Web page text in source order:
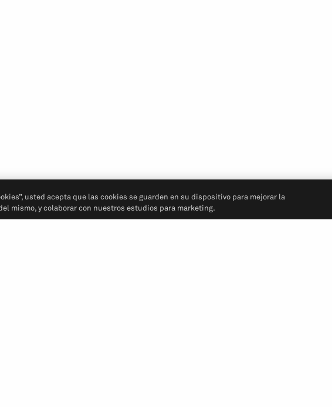
usted acepta que las cookies se guarden en su dispositivo para mejorar la
mismo, y colaborar con nuestros estudios para marketing.